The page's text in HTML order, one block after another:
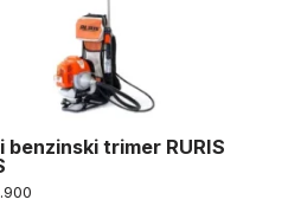
benzinski trimer RURIS